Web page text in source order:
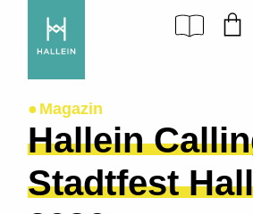
Magazin
Hallein
Stadtfest